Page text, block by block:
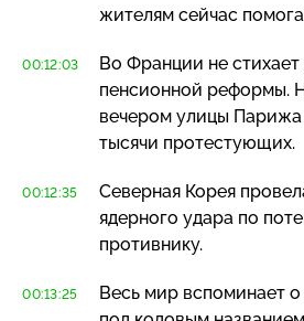
жителям сейчас
00:12:03
Во Франции не
пенсионной реформы.
вечером улицы Парижа
тысячи протестующих.
00:12:35
Северная Корея
ядерного удара по
противнику.
00:13:25
Весь мир вспоминает